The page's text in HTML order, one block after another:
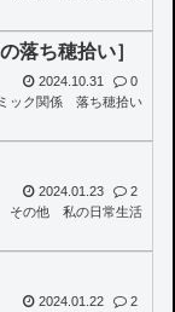
落ち穂拾い］
2024.10.31
0
ック関係 落ち穂拾い
2024.01.23
2
その他
私の日常生活
2024.01.22
2